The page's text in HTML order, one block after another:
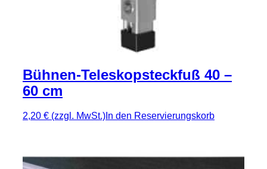
Bühnen-Teleskopsteckfuß 40 –
60 cm
2,20 € (zzgl. MwSt.) In den Reservierungskorb